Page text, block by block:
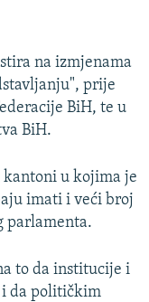
na izmjenama
prije
BiH, te u
BiH.
kantoni u kojima je
imati i veći broj
parlamenta.
to da institucije i
i da političkim